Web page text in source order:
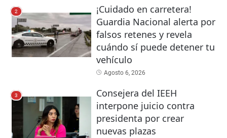
2
¡Cuidado en carretera!
Guardia Nacional alerta por
falsos retenes y revela
cuándo sí puede detener tu
vehículo
Agosto 6, 2026
3
Consejera del IEEH
interpone juicio contra
presidenta por crear
nuevas plazas